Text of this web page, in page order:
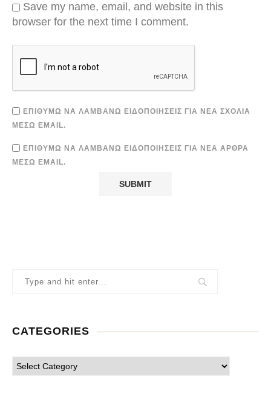
Save my name, email, and website in this
browser for the next time I comment.
ΕΠΙΘΥΜΏ ΝΑ ΛΑΜΒΆΝΩ ΕΙΔΟΠΟΙΉΣΕΙΣ ΓΙΑ ΝΈΑ ΣΧΌΛΙΑ
ΜΈΣΩ EMAIL.
ΕΠΙΘΥΜΏ ΝΑ ΛΑΜΒΆΝΩ ΕΙΔΟΠΟΙΉΣΕΙΣ ΓΙΑ ΝΈΑ ΆΡΘΡΑ
ΜΈΣΩ EMAIL.
CATEGORIES